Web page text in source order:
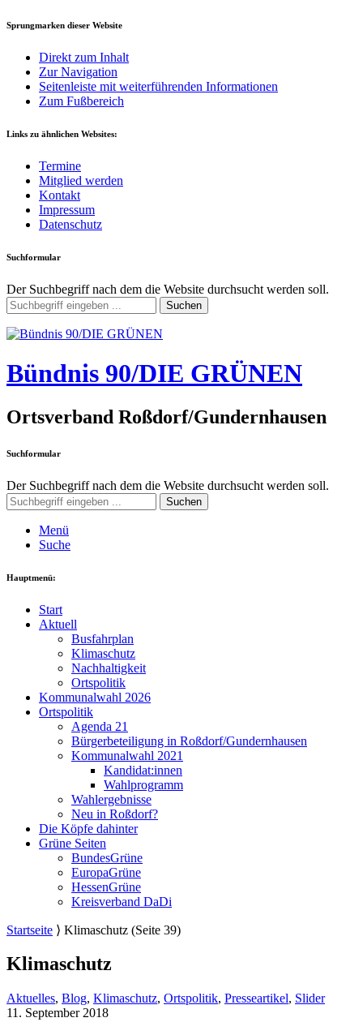
Sprungmarken dieser Website
Direkt zum Inhalt
Zur Navigation
Seitenleiste mit weiterführenden Informationen
Zum Fußbereich
Links zu ähnlichen Websites:
Termine
Mitglied werden
Kontakt
Impressum
Datenschutz
Suchformular
Der Suchbegriff nach dem die Website durchsucht werden soll.
Suchen
Bündnis 90/DIE GRÜNEN
Ortsverband Roßdorf/Gundernhausen
Suchformular
Der Suchbegriff nach dem die Website durchsucht werden soll.
Suchen
Menü
Suche
Hauptmenü:
Start
Aktuell
Busfahrplan
Klimaschutz
Nachhaltigkeit
Ortspolitik
Kommunalwahl 2026
Ortspolitik
Agenda 21
Bürgerbeteiligung in Roßdorf/Gundernhausen
Kommunalwahl 2021
Kandidat:innen
Wahlprogramm
Wahlergebnisse
Neu in Roßdorf?
Die Köpfe dahinter
Grüne Seiten
BundesGrüne
EuropaGrüne
HessenGrüne
Kreisverband DaDi
Startseite ⟩ Klimaschutz (Seite 39)
Klimaschutz
Aktuelles, Blog, Klimaschutz, Ortspolitik, Presseartikel, Slider
11. September 2018